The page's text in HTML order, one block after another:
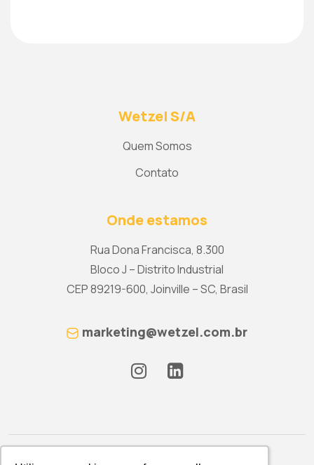
Wetzel S/A
Quem Somos
Contato
Onde estamos
Rua Dona Francisca, 8.300
Bloco J – Distrito Industrial
CEP 89219-600, Joinville – SC, Brasil
marketing@wetzel.com.br